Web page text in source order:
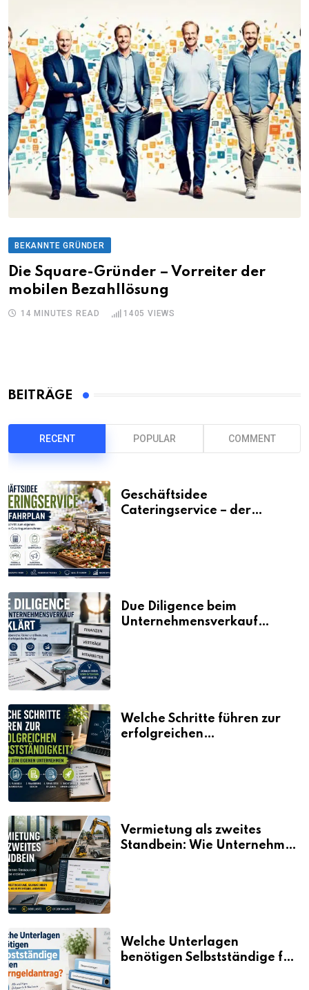
BEKANNTE GRÜNDER
Die Square-Gründer – Vorreiter der
mobilen Bezahllösung
14 MINUTES READ 1405 VIEWS
BEITRÄGE
RECENT POPULAR COMMENT
Geschäftsidee
Cateringservice – der
Due Diligence beim
Unternehmensverkauf
Welche Schritte führen zur
erfolgreichen
Vermietung als zweites
Standbein: Wie Unternehmen
Welche Unterlagen
benötigen Selbstständige für